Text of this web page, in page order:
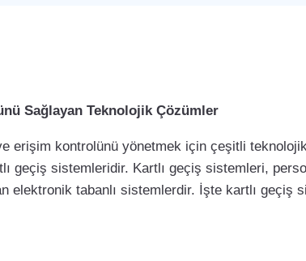
Sağlayan Teknolojik Çözümler
kontrolünü yönetmek için çeşitli teknolojik
geçiş sistemleridir. Kartlı geçiş sistemleri,
elektronik tabanlı sistemlerdir. İşte kartlı geçiş